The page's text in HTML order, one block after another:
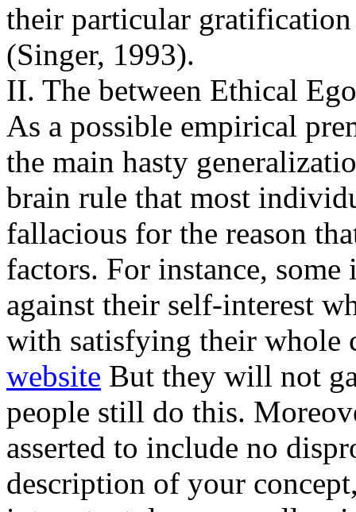
their particular
(Singer, 1993).
II. The between Ethical
As a possible empirical
the main hasty
brain rule that most
fallacious for the reason
factors. For instance,
against their self-interest
with satisfying their whole
website But they will not
people still do this.
asserted to include no
description of your